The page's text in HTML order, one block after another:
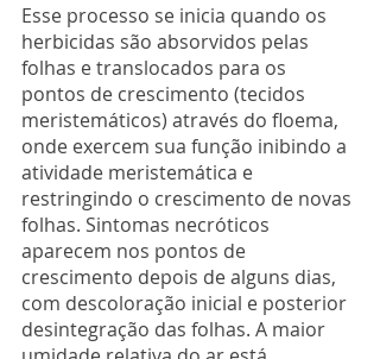
Esse processo se inicia quando os
herbicidas são absorvidos pelas
folhas e translocados para os
pontos de crescimento (tecidos
meristemáticos) através do floema,
onde exercem sua função inibindo a
atividade meristemática e
restringindo o crescimento de novas
folhas. Sintomas necróticos
aparecem nos pontos de
crescimento depois de alguns dias,
com descoloração inicial e posterior
desintegração das folhas. A maior